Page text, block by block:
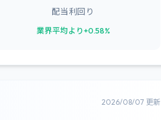
配当利回り
業界平均より+0.58%
2026/08/07 更新